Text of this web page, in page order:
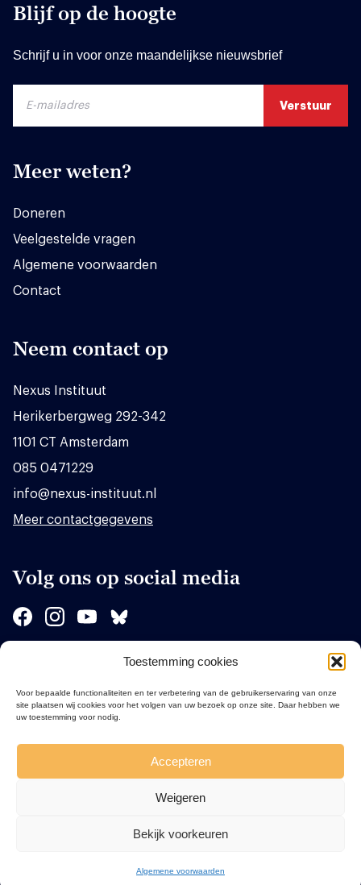
Toestemming cookies
Voor bepaalde functionaliteiten en ter verbetering van de gebruikerservaring van onze
site plaatsen wij cookies voor het volgen van uw bezoek op onze site. Daar hebben we
uw toestemming voor nodig.
Accepteren
Weigeren
Bekijk voorkeuren
Algemene voorwaarden
Blijf op de hoogte
Schrijf u in voor onze maandelijkse nieuwsbrief
Meer weten?
Doneren
Veelgestelde vragen
Algemene voorwaarden
Contact
Neem contact op
Nexus Instituut
Herikerbergweg 292-342
1101 CT Amsterdam
085 0471229
info@nexus-instituut.nl
Meer contactgegevens
Volg ons op social media